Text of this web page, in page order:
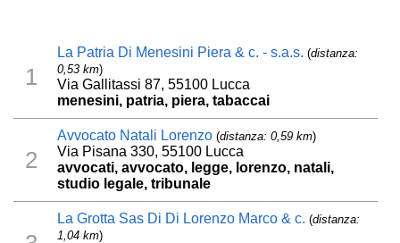
1
La Patria Di Menesini Piera & c. - s.a.s. (distanza:
0,53 km)
Via Gallitassi 87, 55100 Lucca
menesini, patria, piera, tabaccai
2
Avvocato Natali Lorenzo (distanza: 0,59 km)
Via Pisana 330, 55100 Lucca
avvocati, avvocato, legge, lorenzo, natali,
studio legale, tribunale
La Grotta Sas Di Di Lorenzo Marco & c. (distanza:
1,04 km)